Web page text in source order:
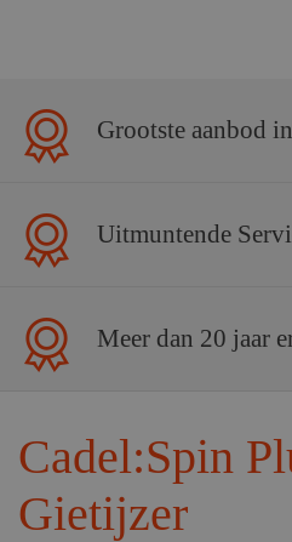
Grootste aanbod
Uitmuntende
Meer dan 20 jaar
Cadel:Spin
Gietijzer